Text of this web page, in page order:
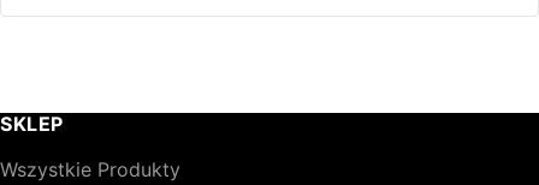
SKLEP
Wszystkie Produkty